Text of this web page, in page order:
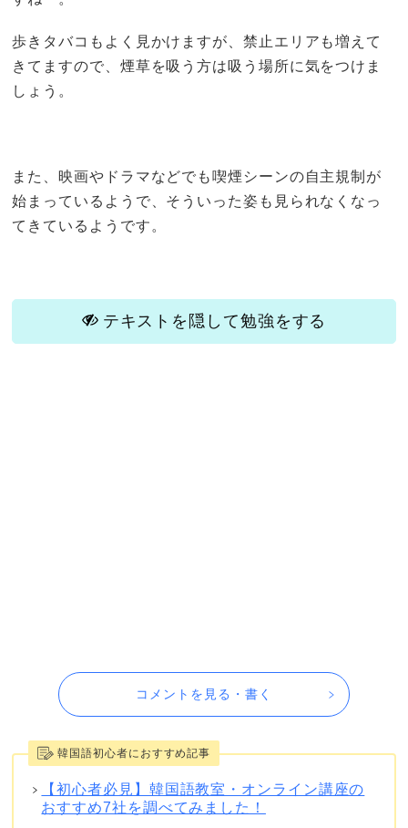
歩きタバコもよく見かけますが、禁止エリアも増えて
きてますので、煙草を吸う方は吸う場所に気をつけま
しょう。
また、映画やドラマなどでも喫煙シーンの自主規制が
始まっているようで、そういった姿も見られなくなっ
てきているようです。
テキストを隠して勉強をする
コメントを見る・書く
韓国語初心者におすすめ記事
【初心者必見】韓国語教室・オンライン講座の
おすすめ7社を調べてみました！